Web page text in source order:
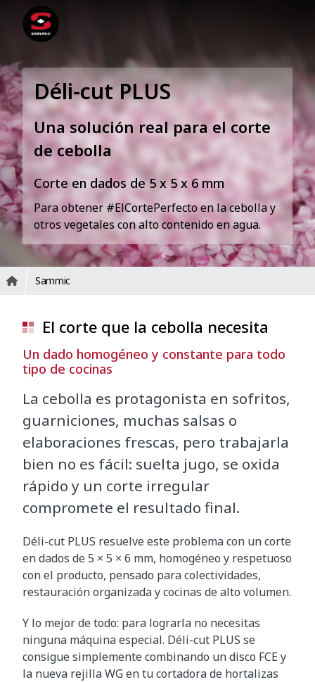
Déli-cut PLUS
Una solución real para el corte
de cebolla
Corte en dados de 5 x 5 x 6 mm
Para obtener #ElCortePerfecto en la cebolla y
otros vegetales con alto contenido en agua.
Sammic
El corte que la cebolla necesita
Un dado homogéneo y constante para todo
tipo de cocinas
La cebolla es protagonista en sofritos,
guarniciones, muchas salsas o
elaboraciones frescas, pero trabajarla
bien no es fácil: suelta jugo, se oxida
rápido y un corte irregular
compromete el resultado final.
Déli-cut PLUS resuelve este problema con un corte
en dados de 5 × 5 × 6 mm, homogéneo y respetuoso
con el producto, pensado para colectividades,
restauración organizada y cocinas de alto volumen.
Y lo mejor de todo: para lograrla no necesitas
ninguna máquina especial. Déli-cut PLUS se
consigue simplemente combinando un disco FCE y
la nueva rejilla WG en tu cortadora de hortalizas